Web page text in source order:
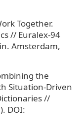
Together.
// Euralex-94
Amsterdam,
the
Situation-Driven
//
DOI: